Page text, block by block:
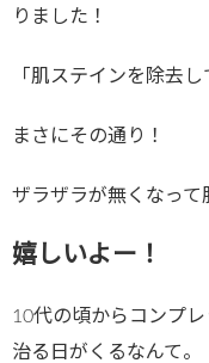
りました！
「肌ステインを除去
まさにその通り！
ザラザラが無くなって
嬉しいよー！
10代の頃からコンプ
治る日がくるなんて。